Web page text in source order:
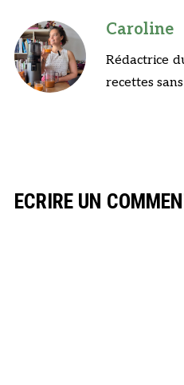
Caroline
Rédactrice
recettes
ECRIRE UN